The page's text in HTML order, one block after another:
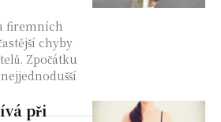
firemních
chyby
Zpočátku
při